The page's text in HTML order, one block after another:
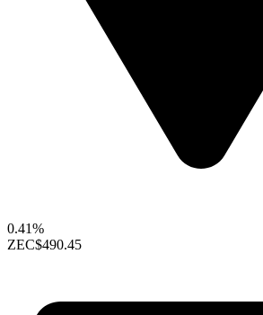
0.41%
ZEC$490.45